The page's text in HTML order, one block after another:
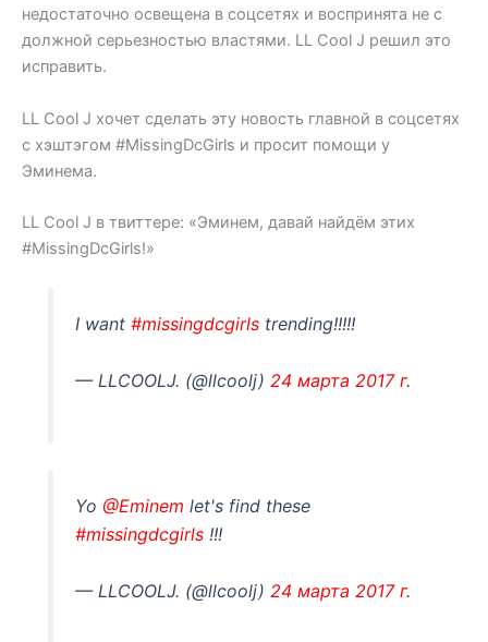
недостаточно освещена в соцсетях и воспринята не с
должной серьезностью властями. LL Cool J решил это
исправить.
LL Cool J хочет сделать эту новость главной в соцсетях
с хэштэгом #MissingDcGirls и просит помощи у
Эминема.
LL Cool J в твиттере: «Эминем, давай найдём этих
#MissingDcGirls!»
I want#missingdcgirls trending!!!!!
— LLCOOLJ. (@llcoolj) 24 марта 2017 г.
Yo@Eminem let's find these
#missingdcgirls !!!
— LLCOOLJ. (@llcoolj) 24 марта 2017 г.